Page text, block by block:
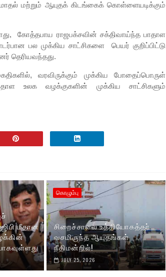
மற்றும் ஆயுதக் கிடங்கைக் கொள்ளையடிக்கும்
கோத்தபாய ராஜபக்சவின் சக்திவாய்ந்த பாதாள
பல முக்கிய சாட்சிகளை பெயர் குறிப்பிட்டு
தெரியவந்தது.
வரவிருக்கும் முக்கிய போதைப்பொருள்
உலக வழக்குகளின் முக்கிய சாட்சிகளும்
மீதான
கொழும்பு
சிறைச்சாலை உத்தியோகத்தர்
வசமிருந்த ஆயுதங்கள்
நீதிமன்றில்!
JULY 25, 2026